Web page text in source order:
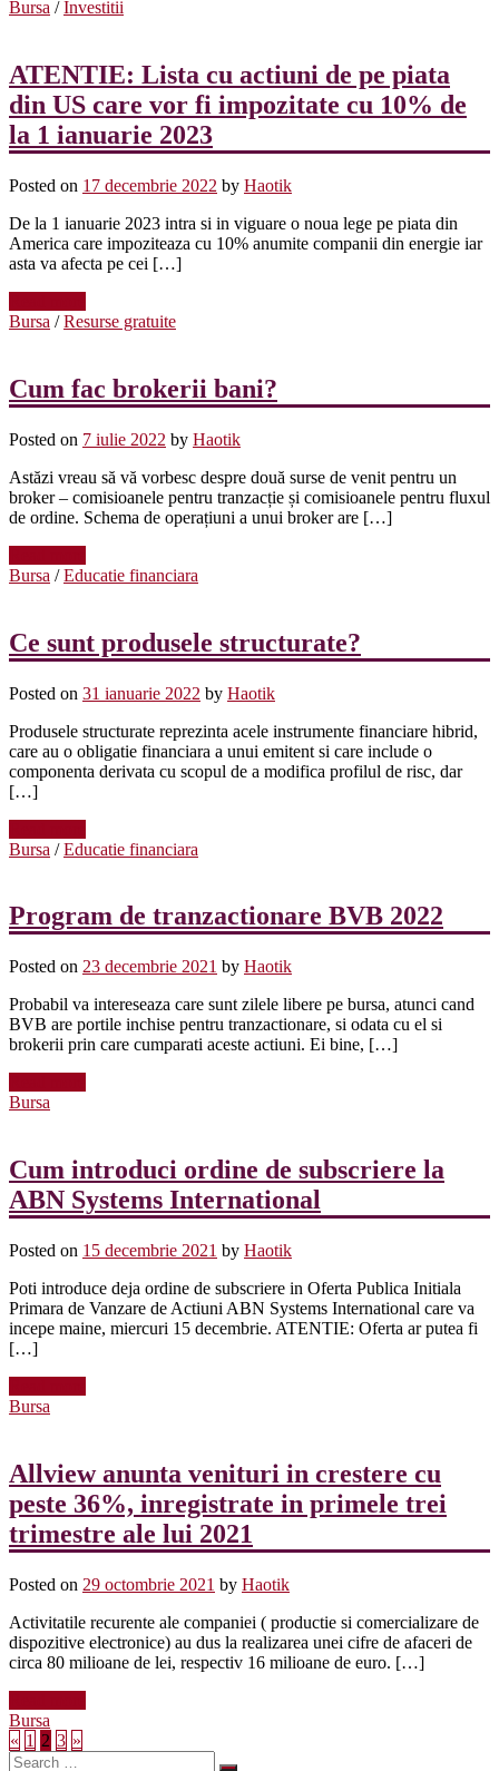
Bursa /Investitii
ATENTIE: Lista cu actiuni de pe piata
din US care vor fi impozitate cu 10% de
la 1 ianuarie 2023
Posted on 17 decembrie 2022 by Haotik
De la 1 ianuarie 2023 intra si in viguare o noua lege pe piata din
America care impoziteaza cu 10% anumite companii din energie iar
asta va afecta pe cei […]
Bursa /Resurse gratuite
Cum fac brokerii bani?
Posted on 7 iulie 2022 by Haotik
Astăzi vreau să vă vorbesc despre două surse de venit pentru un
broker – comisioanele pentru tranzacție și comisioanele pentru fluxul
de ordine. Schema de operațiuni a unui broker are […]
Bursa /Educatie financiara
Ce sunt produsele structurate?
Posted on 31 ianuarie 2022 by Haotik
Produsele structurate reprezinta acele instrumente financiare hibrid,
care au o obligatie financiara a unui emitent si care include o
componenta derivata cu scopul de a modifica profilul de risc, dar
[…]
Bursa /Educatie financiara
Program de tranzactionare BVB 2022
Posted on 23 decembrie 2021 by Haotik
Probabil va intereseaza care sunt zilele libere pe bursa, atunci cand
BVB are portile inchise pentru tranzactionare, si odata cu el si
brokerii prin care cumparati aceste actiuni. Ei bine, […]
Bursa
Cum introduci ordine de subscriere la
ABN Systems International
Posted on 15 decembrie 2021 by Haotik
Poti introduce deja ordine de subscriere in Oferta Publica Initiala
Primara de Vanzare de Actiuni ABN Systems International care va
incepe maine, miercuri 15 decembrie. ATENTIE: Oferta ar putea fi
[…]
Bursa
Allview anunta venituri in crestere cu
peste 36%, inregistrate in primele trei
trimestre ale lui 2021
Posted on 29 octombrie 2021 by Haotik
Activitatile recurente ale companiei ( productie si comercializare de
dispozitive electronice) au dus la realizarea unei cifre de afaceri de
circa 80 milioane de lei, respectiv 16 milioane de euro. […]
Bursa
« 1 2 3 »
Search